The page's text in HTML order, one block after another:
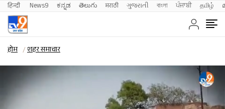
हिन्दी News9 ಕನ್ನಡ తెలుగు मराठी ગુજરાતી বাংলা ਪੰਜਾਬੀ தமிழ்
होम शहर समाचार